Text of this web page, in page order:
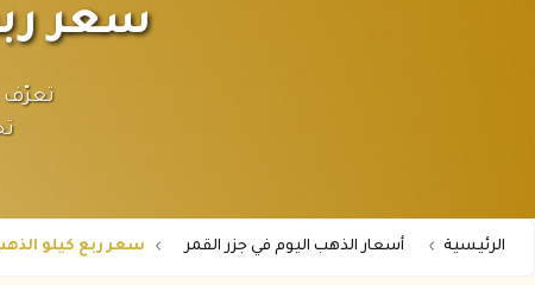
سعر ربع
الرئيسية أسعار الذهب اليوم في جزر القمر سعر ربع كيلو الذهب عيار 21 في